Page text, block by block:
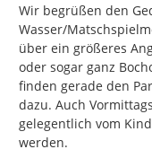
Wir begrüßen den
Wasser/
über ein größeres
oder sogar ganz
finden gerade den
dazu. Auch
gelegentlich vom
werden.